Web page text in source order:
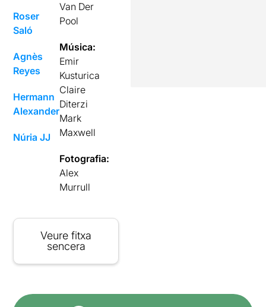
Roser
Saló
Agnès
Reyes
Hermann
Alexander
Núria JJ
Van Der
Pool
Música:
Emir
Kusturica
Claire
Diterzi
Mark
Maxwell
Fotografia:
Alex
Murrull
Veure fitxa
sencera